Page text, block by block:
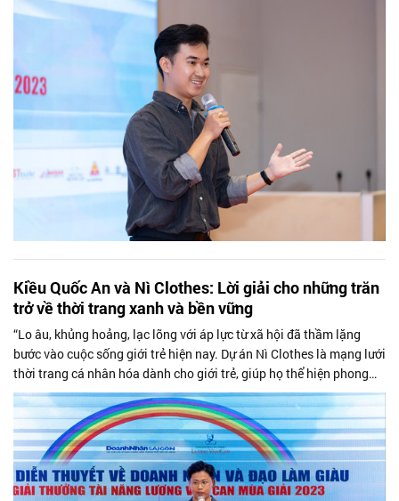
Kiều Quốc An và Nì Clothes: Lời giải cho những trăn
trở về thời trang xanh và bền vững
“Lo âu, khủng hoảng, lạc lõng với áp lực từ xã hội đã thầm lặng
bước vào cuộc sống giới trẻ hiện nay. Dự án Nì Clothes là mạng lưới
thời trang cá nhân hóa dành cho giới trẻ, giúp họ thể hiện phong
cách...